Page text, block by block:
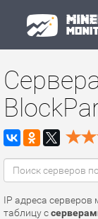
IP адреса серверов
таблицу с